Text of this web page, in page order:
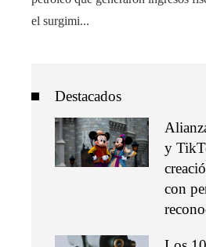
el surgimi...
Destacados
y
con